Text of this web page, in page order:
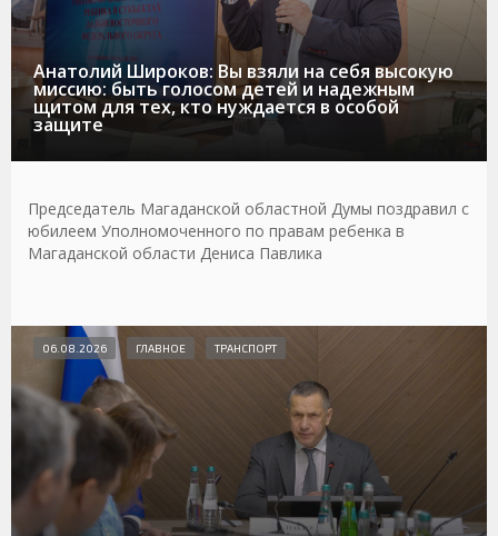
Анатолий Широков: Вы взяли на себя высокую
миссию: быть голосом детей и надежным
щитом для тех, кто нуждается в особой
защите
Председатель Магаданской областной Думы поздравил с
юбилеем Уполномоченного по правам ребенка в
Магаданской области Дениса Павлика
06.08.2026 ГЛАВНОЕ ТРАНСПОРТ